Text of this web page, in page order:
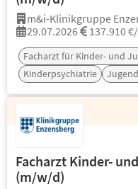
m&i-Klinikgruppe
29.07.2026
137.910
Facharzt für Kinder- und
Kinderpsychiatrie
Facharzt Kinder-
(m/w/d)